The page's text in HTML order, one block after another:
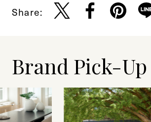
Share:
Brand Pick-Up